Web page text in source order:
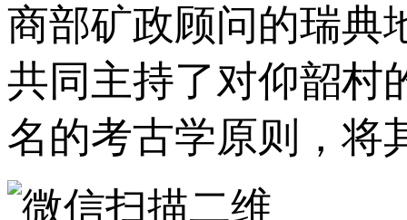
商部矿政顾问的瑞典
共同主持了对仰韶村
名的考古学原则，将